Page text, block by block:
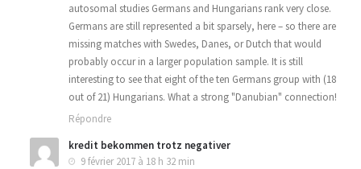
autosomal studies Germans and Hungarians rank very close.
Germans are still represented a bit sparsely, here – so there are
missing matches with Swedes, Danes, or Dutch that would
probably occur in a larger population sample. It is still
interesting to see that eight of the ten Germans group with (18
out of 21) Hungarians. What a strong "Danubian" connection!
Répondre
kredit bekommen trotz negativer
9 février 2017 à 18 h 32 min